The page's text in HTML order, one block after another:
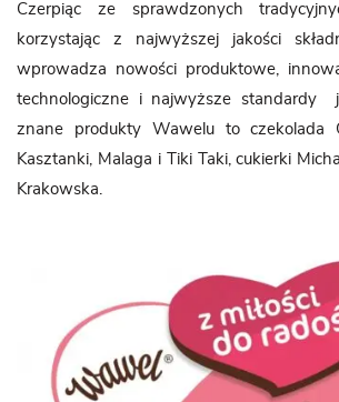
Czerpiąc ze sprawdzonych
korzystając z najwyższej jakości
wprowadza nowości produktowe,
technologiczne i najwyższe standardy
znane produkty Wawelu to czekolada
Kasztanki, Malaga i Tiki Taki, cukierki
Krakowska.